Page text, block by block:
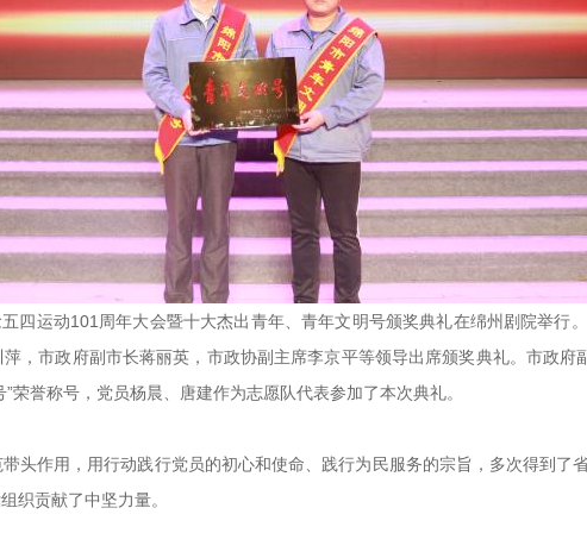
四运动101周年大会暨十大杰出青年、青年文明号颁奖典礼在绵州剧院举行
，市政府副市长蒋丽英，市政协副主席李京平等领导出席颁奖典礼。市政府
誉称号，党员杨晨、唐建作为志愿队代表参加了本次典礼。
头作用，用行动践行党员的初心和使命、践行为民服务的宗旨，多次得到了
织贡献了中坚力量。